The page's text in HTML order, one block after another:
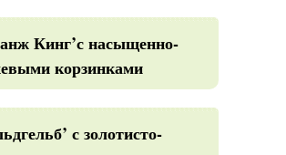
Кинг’с насыщенно-
корзинками
с золотисто-